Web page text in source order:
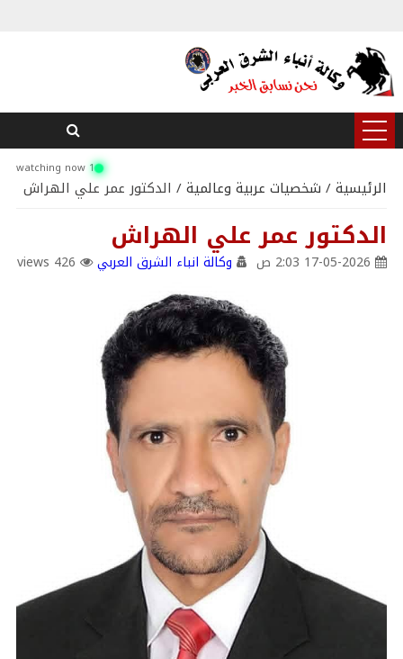
1 watching now
الرئيسية/ شخصيات عربية وعالمية/ الدكتور عمر علي الهراش
الدكتور عمر علي الهراش
17-05-2026 2:03 ص وكالة انباء الشرق العربي 426 views